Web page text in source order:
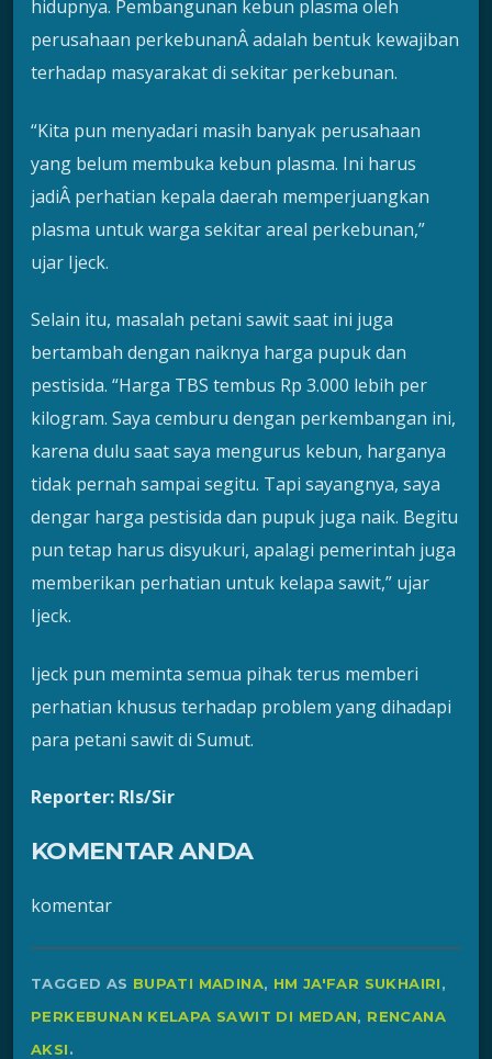
hidupnya. Pembangunan kebun plasma oleh
perusahaan perkebunanÂ adalah bentuk kewajiban
terhadap masyarakat di sekitar perkebunan.
“Kita pun menyadari masih banyak perusahaan
yang belum membuka kebun plasma. Ini harus
jadiÂ perhatian kepala daerah memperjuangkan
plasma untuk warga sekitar areal perkebunan,”
ujar Ijeck.
Selain itu, masalah petani sawit saat ini juga
bertambah dengan naiknya harga pupuk dan
pestisida. “Harga TBS tembus Rp 3.000 lebih per
kilogram. Saya cemburu dengan perkembangan ini,
karena dulu saat saya mengurus kebun, harganya
tidak pernah sampai segitu. Tapi sayangnya, saya
dengar harga pestisida dan pupuk juga naik. Begitu
pun tetap harus disyukuri, apalagi pemerintah juga
memberikan perhatian untuk kelapa sawit,” ujar
Ijeck.
Ijeck pun meminta semua pihak terus memberi
perhatian khusus terhadap problem yang dihadapi
para petani sawit di Sumut.
Reporter: Rls/Sir
KOMENTAR ANDA
komentar
TAGGED AS BUPATI MADINA, HM JA'FAR SUKHAIRI,
PERKEBUNAN KELAPA SAWIT DI MEDAN, RENCANA
AKSI.